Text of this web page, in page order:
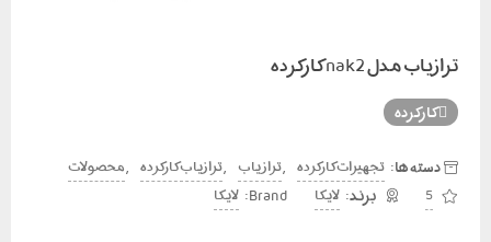
ترازیاب مدل nak2 کارکرده
کارکرده
دسته ها: تجهیزات کارکرده ,تراز یاب ,ترازیاب کارکرده ,محصولات
5
لایکا Brand: لایکا